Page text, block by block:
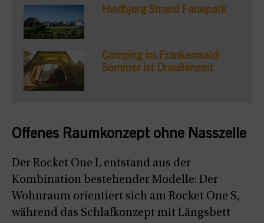
Hvidbjerg Strand Feriepark
Camping im Frankenwald:
Sommer ist Draußenzeit
Offenes Raumkonzept ohne Nasszelle
Der Rocket One L entstand aus der
Kombination bestehender Modelle: Der
Wohnraum orientiert sich am Rocket One S,
während das Schlafkonzept mit Längsbett